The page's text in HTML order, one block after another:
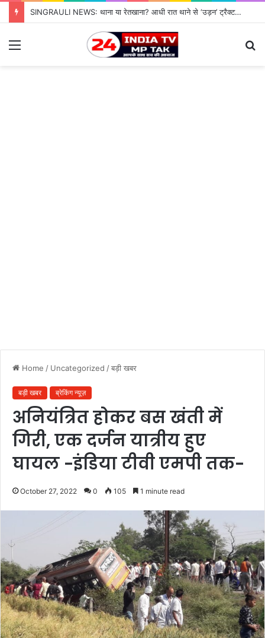
SINGRAULI NEWS: थाना या रेतखाना? आधी रात थाने से ‘उड़न’ ट्रैक्टर, जियावन पुलिस के पहरे में माफिया पास रेत माफिया के आगे नतमस्तक सिस्टम, सुशासन की पोल खोलती जियावन थाने की सनसनीखेज कहानी
Menu
Home / Uncategorized /बड़ी खबर
बड़ी खबर ब्रेकिंग न्यूज़
अनियंत्रित होकर बस खंती में
गिरी, एक दर्जन यात्रीय हुए
घायल -इंडिया टीवी एमपी तक-
October 27, 2022 0 105 1 minute read